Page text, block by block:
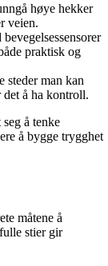
høye hekker
veien.
praktisk og
steder man kan
det å ha kontroll.
å tenke
å bygge trygghet
måtene å
stier gir